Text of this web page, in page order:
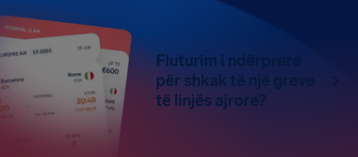
Fluturim i ndërprerë
për shkak të një greve
të linjës ajrore?